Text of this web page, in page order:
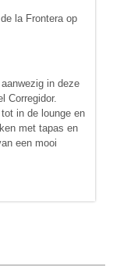
la Frontera op
in deze
Corregidor.
in de lounge en
met tapas en
een mooi